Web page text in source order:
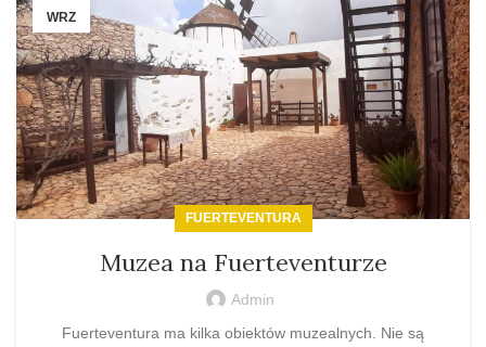
WRZ
FUERTEVENTURA
Muzea na Fuerteventurze
Admin
Fuerteventura ma kilka obiektów muzealnych. Nie są